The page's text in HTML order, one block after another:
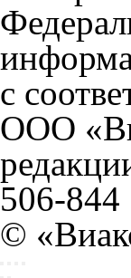
с
ООО
506-844
©